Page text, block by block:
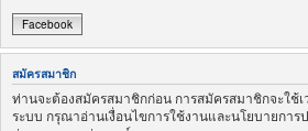
Facebook
สมัครสมาชิก
ท่านจะต้องสมัครสมาชิกก่อน การสมัครสมาชิกจะใช้
ระบบ กรุณาอ่านเงื่อนไขการใช้งานและนโยบายกา